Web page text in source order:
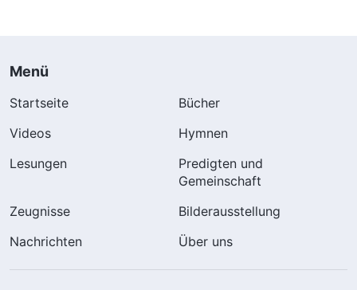
Menü
Startseite
Bücher
Videos
Hymnen
Lesungen
Predigten und
Gemeinschaft
Zeugnisse
Bilderausstellung
Nachrichten
Über uns